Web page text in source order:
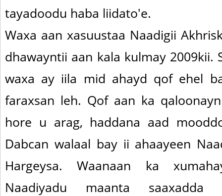
tayadoodu haba liidato'e.
Waxa aan xasuustaa Naadigii
dhawayntii aan kala kulmay 2009kii.
waxa ay iila mid ahayd qof ehel
faraxsan leh. Qof aan ka
hore u arag, haddana aad
Dabcan walaal bay ii ahaayeen
Hargeysa. Waanaan ka
Naadiyadu maanta saaxadda